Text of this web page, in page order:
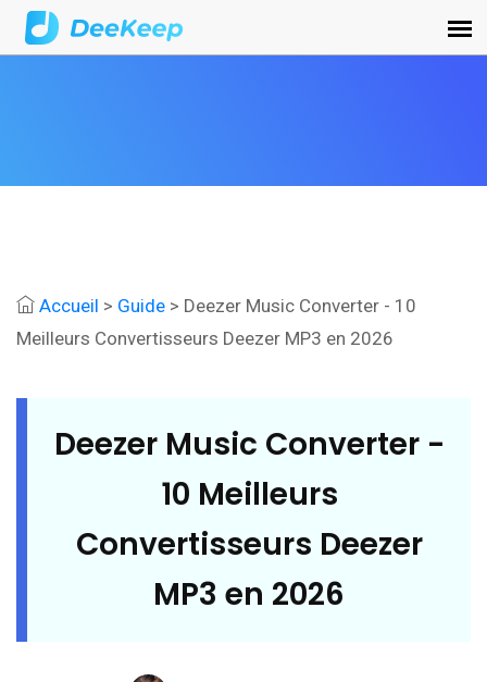
Accueil > Guide > Deezer Music Converter - 10
Meilleurs Convertisseurs Deezer MP3 en 2026
Deezer Music Converter -
10 Meilleurs
Convertisseurs Deezer
MP3 en 2026